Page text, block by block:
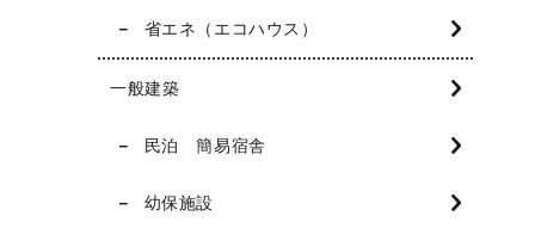
省エネ（エコハウス）
一般建築
民泊 簡易宿舎
幼保施設